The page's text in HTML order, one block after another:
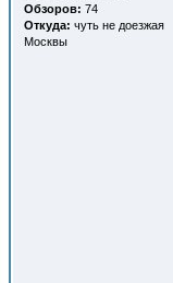
Обзоров: 74
Откуда: чуть не доезжая
Москвы